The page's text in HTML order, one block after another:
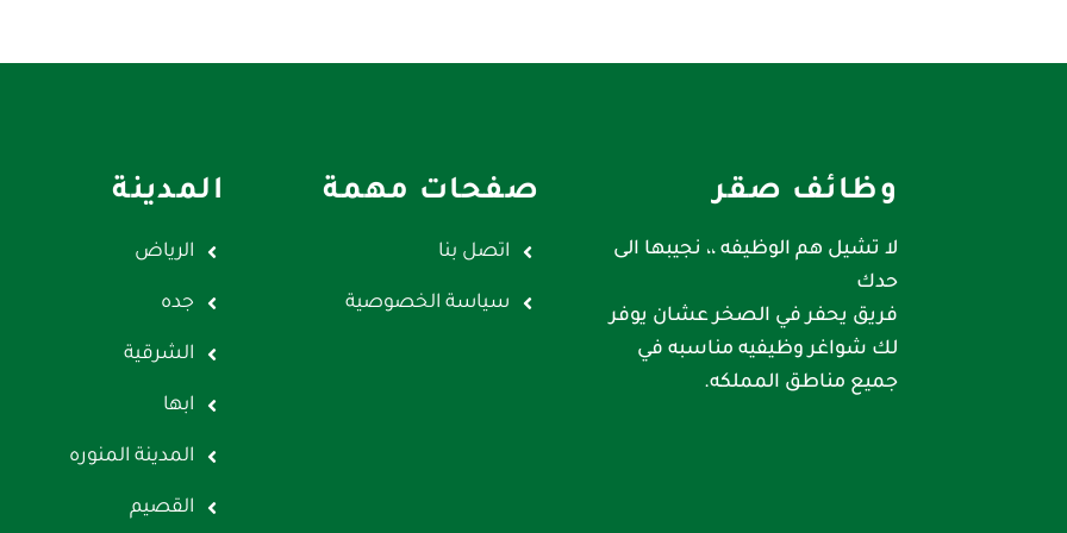
وظائف صقر
لا تشيل هم الوظيفه ،، نجيبها الى
حدك
فريق يحفر في الصخر عشان يوفر
لك شواغر وظيفيه مناسبه في
جميع مناطق المملكه.
صفحات مهمة
اتصل بنا
سياسة الخصوصية
المدينة
الرياض
جده
الشرقية
ابها
المدينة المنوره
القصيم